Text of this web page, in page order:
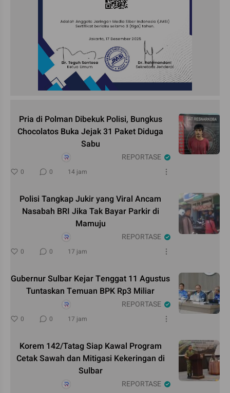
Pria di Polman Dibekuk Polisi, Bungkus
Chocolatos Buka Jejak 31 Paket Diduga
Sabu
REPORTASE
0 0 14 jam
Polisi Tangkap Jukir yang Viral Ancam
Nasabah BRI Jika Tak Bayar Parkir di
Mamuju
REPORTASE
0 0 17 jam
Gubernur Sulbar Kejar Tenggat 11 Agustus
Tuntaskan Temuan BPK Rp3 Miliar
REPORTASE
0 0 17 jam
Korem 142/Tatag Siap Kawal Program
Cetak Sawah dan Mitigasi Kekeringan di
Sulbar
REPORTASE